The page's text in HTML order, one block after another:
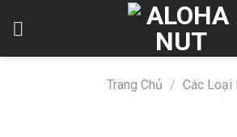
Trang Chủ / Các Loại